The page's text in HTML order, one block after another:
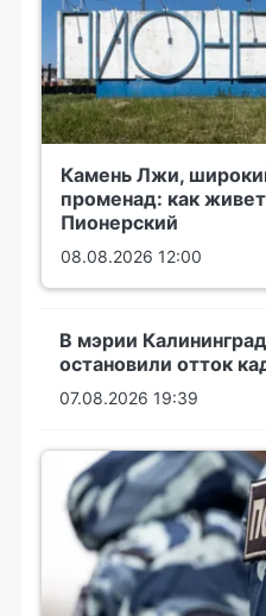
Камень Лжи,
променад: как
Пионерский
08.08.2026 12:00
В мэрии
остановили отток
07.08.2026 19:39